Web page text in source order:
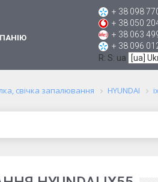
+ 38 098
+ 38 050
+ 38 063
+ 38 096
R: S: ua
свічка запалювання HYUNDAI